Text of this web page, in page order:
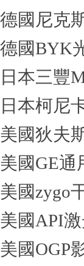
德國尼克
德國BYK
日本三豐
日本柯尼
美國狄夫
美國GE通
美國zygo
美國API
美國OGP